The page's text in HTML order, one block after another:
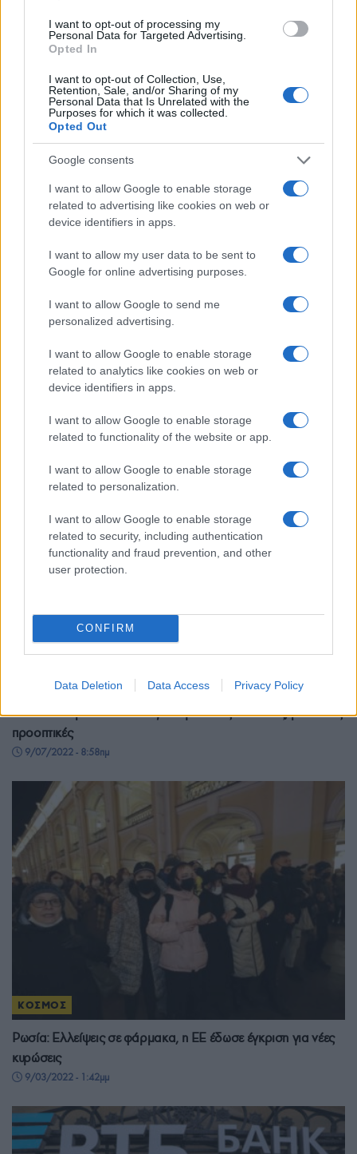
I want to opt-out of processing my
Personal Data for Targeted Advertising.
Opted In
I want to opt-out of Collection, Use,
Retention, Sale, and/or Sharing of my
Personal Data that Is Unrelated with the
Purposes for which it was collected.
Opted Out
Google consents
I want to allow Google to enable storage
related to advertising like cookies on web or
device identifiers in apps.
I want to allow my user data to be sent to
Google for online advertising purposes.
I want to allow Google to send me
personalized advertising.
I want to allow Google to enable storage
related to analytics like cookies on web or
device identifiers in apps.
I want to allow Google to enable storage
related to functionality of the website or app.
I want to allow Google to enable storage
related to personalization.
I want to allow Google to enable storage
related to security, including authentication
functionality and fraud prevention, and other
user protection.
CONFIRM
Data Deletion Data Access Privacy Policy
ΚΥΠΡΟΣ
προσέγγιση του Κυπριακού
12/03/2023 - 12:25μμ
ΟΙΚΟΝΟΜΙΑ
Η αναβάθμιση που… δεν αναμένεται από την Standard &
21/10/2022 - 9:53μμ
ΟΙΚΟΝΟΜΙΑ
Fitch: Σταθερή στο ΒΒ η αξιολόγηση της Ελλάδας, με θετικές
προοπτικές
9/07/2022 - 8:58πμ
ΚΟΣΜΟΣ
Ρωσία: Ελλείψεις σε φάρμακα, η ΕΕ έδωσε έγκριση για νέες
κυρώσεις
9/03/2022 - 1:42μμ